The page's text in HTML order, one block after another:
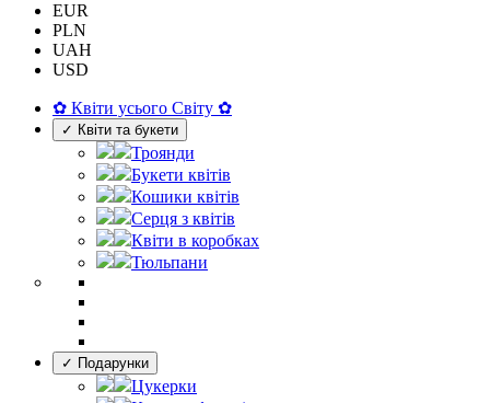
EUR
PLN
UAH
USD
✿ Квіти усього Світу ✿
✓ Квіти та букети
Троянди
Букети квітів
Кошики квітів
Серця з квітів
Квіти в коробках
Тюльпани
✓ Подарунки
Цукерки